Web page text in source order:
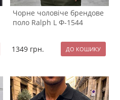
Чорне чоловіче брендове
поло Ralph L Ф-1544
1349 грн.